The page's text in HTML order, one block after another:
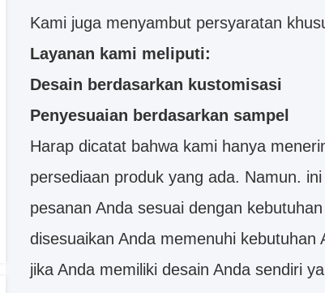
Kami juga menyambut persyaratan
Layanan kami meliputi:
Desain berdasarkan kustomisasi
Penyesuaian berdasarkan sampel
Harap dicatat bahwa kami hanya
persediaan produk yang ada. Namun.
pesanan Anda sesuai dengan
disesuaikan Anda memenuhi
jika Anda memiliki desain Anda sendiri